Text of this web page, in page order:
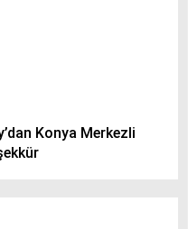
Konya Merkezli